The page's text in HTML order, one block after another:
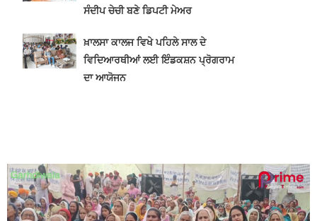
ਸੰਦੀਪ ਚੇਚੀ ਬਣੇ ਡਿਪਟੀ ਮੇਅਰ
ਖ਼ਾਲਸਾ ਕਾਲਜ ਵਿਖੇ ਪਹਿਲੇ ਸਾਲ ਦੇ
ਵਿਦਿਆਰਥੀਆਂ ਲਈ ਇੰਡਕਸ਼ਨ ਪ੍ਰੋਗਰਾਮ
ਦਾ ਆਯੋਜਨ